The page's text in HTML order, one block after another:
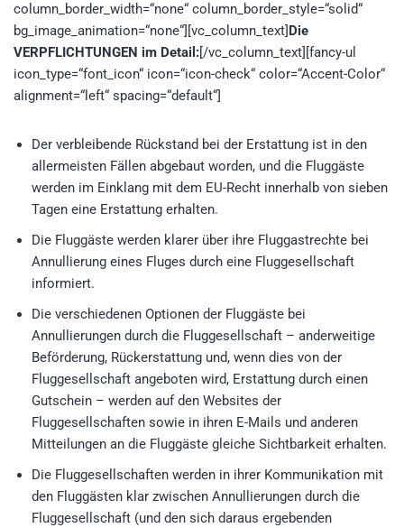
column_border_width=“none“ column_border_style=“solid“
bg_image_animation=“none“][vc_column_text]Die
VERPFLICHTUNGEN im Detail:[/vc_column_text][fancy-ul
icon_type=“font_icon“ icon=“icon-check“ color=“Accent-Color“
alignment=“left“ spacing=“default“]
Der verbleibende Rückstand bei der Erstattung ist in den
allermeisten Fällen abgebaut worden, und die Fluggäste
werden im Einklang mit dem EU-Recht innerhalb von sieben
Tagen eine Erstattung erhalten.
Die Fluggäste werden klarer über ihre Fluggastrechte bei
Annullierung eines Fluges durch eine Fluggesellschaft
informiert.
Die verschiedenen Optionen der Fluggäste bei
Annullierungen durch die Fluggesellschaft – anderweitige
Beförderung, Rückerstattung und, wenn dies von der
Fluggesellschaft angeboten wird, Erstattung durch einen
Gutschein – werden auf den Websites der
Fluggesellschaften sowie in ihren E-Mails und anderen
Mitteilungen an die Fluggäste gleiche Sichtbarkeit erhalten.
Die Fluggesellschaften werden in ihrer Kommunikation mit
den Fluggästen klar zwischen Annullierungen durch die
Fluggesellschaft (und den sich daraus ergebenden